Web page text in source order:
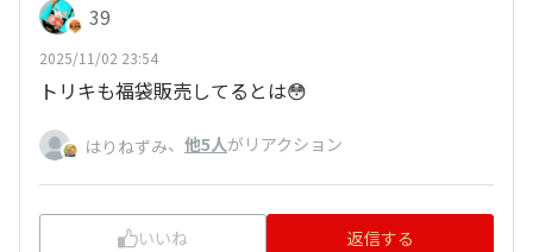
39
2025/11/02 23:54
トリキも福袋販売してるとは😳
はりねずみ、 他5人がリアクション
いいね 返信する